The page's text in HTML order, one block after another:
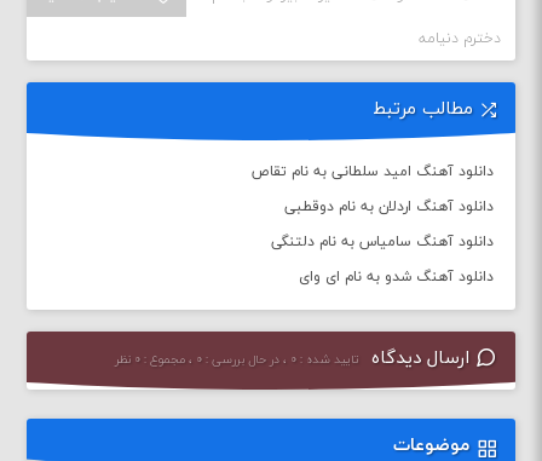
دخترم دنیامه
مطالب مرتبط
دانلود آهنگ امید سلطانی به نام تقاص
دانلود آهنگ اردلان به نام دوقطبی
دانلود آهنگ سامیاس به نام دلتنگی
دانلود آهنگ شدو به نام ای وای
ارسال دیدگاه تایید شده : ۰ ، در حال بررسی : ۰ ، مجموع : ۰ نظر
موضوعات